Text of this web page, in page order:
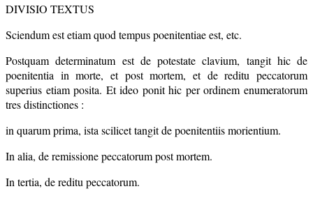
DIVISIO TEXTUS
Sciendum est etiam quod tempus poenitentiae est, etc.
Postquam determinatum est de potestate clavium, tangit hic de
poenitentia in morte, et post mortem, et de reditu peccatorum
superius etiam posita. Et ideo ponit hic per ordinem enumeratorum
tres distinctiones :
in quarum prima, ista scilicet tangit de poenitentiis morientium.
In alia, de remissione peccatorum post mortem.
In tertia, de reditu peccatorum.